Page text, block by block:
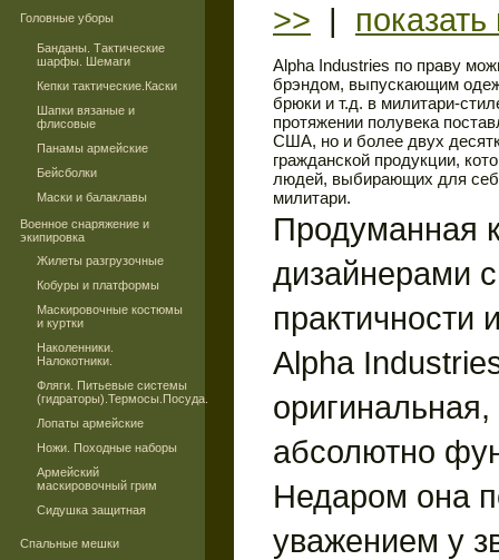
Головные уборы
Банданы. Тактические
шарфы. Шемаги
Кепки тактические.Каски
Шапки вязаные и
флисовые
Панамы армейские
Бейсболки
Маски и балаклавы
Военное снаряжение и
экипировка
Жилеты разгрузочные
Кобуры и платформы
Маскировочные костюмы
и куртки
Наколенники.
Налокотники.
Фляги. Питьевые системы
(гидраторы).Термосы.Посуда.
Лопаты армейские
Ножи. Походные наборы
Армейский
маскировочный грим
Сидушка защитная
Спальные мешки
>> | показать
Alpha Industries по праву
брэндом, выпускающим
брюки и т.д. в милитари-
протяжении полувека
США, но и более двух
гражданской продукции,
людей, выбирающих для
милитари.
Продуманная
дизайнерами
практичности
Alpha
абсолютно
Недаром она
уважением у